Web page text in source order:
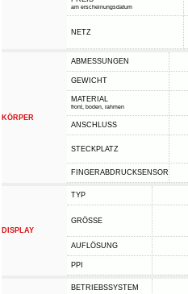
am erscheinungsdatum
NETZ
KÖRPER
ABMESSUNGEN
GEWICHT
MATERIAL
front, boden, rahmen
ANSCHLUSS
STECKPLATZ
FINGERABDRUCKSENSOR
DISPLAY
TYP
GRÖSSE
AUFLÖSUNG
PPI
BETRIEBSSYSTEM